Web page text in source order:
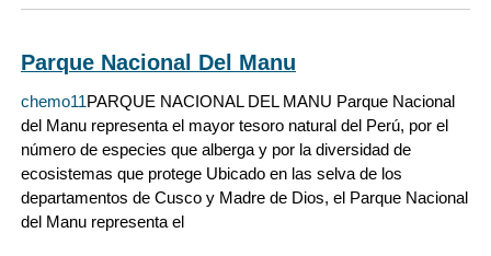
Parque Nacional Del Manu
chemo11PARQUE NACIONAL DEL MANU Parque Nacional
del Manu representa el mayor tesoro natural del Perú, por el
número de especies que alberga y por la diversidad de
ecosistemas que protege Ubicado en las selva de los
departamentos de Cusco y Madre de Dios, el Parque Nacional
del Manu representa el